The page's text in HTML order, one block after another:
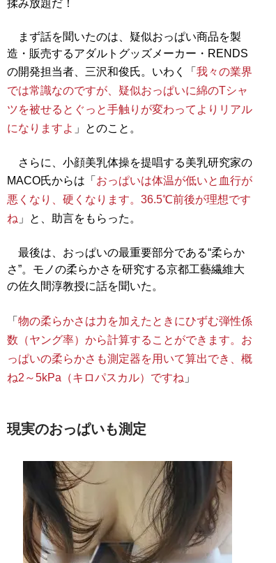
揉み放題だ！
まず話を聞いたのは、疑似おっぱい商品を製
造・販売するアダルトグッズメーカー・RENDS
の開発担当者、三沢和俊氏。いわく「 我々の業界
では常識なのですが、疑似おっぱいに綿のTシャ
ツを被せるとぐっと手触りが変わってよりリアル
になりますよ 」とのこと。
さらに、小顔美乳体操を提唱する美乳研究家の
MACO氏からは「 おっぱいは体温が低いと血行が
悪くなり、硬くなります。36.5℃前後が理想です
ね 」と、助言をもらった。
最後は、おっぱいの最重要部分である“柔らか
さ”。モノの柔らかさを研究する京都工藝繊維大
の佐久間淳教授に話を聞いた。
「 物の柔らかさは力を加えたときにひずむ弾性係
数（ヤング率）から計算することができます。お
っぱいの柔らかさも測定器を用いて算出でき、概
ね2～5kPa（キロパスカル）ですね 」
現実のおっぱいも測定